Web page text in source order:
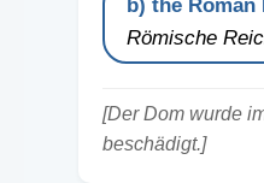
b) the Roman
Römische
[Der Dom wurde
beschädigt.]